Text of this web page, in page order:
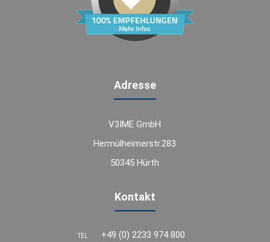
Adresse
V3IME GmbH
Hermülheimerstr.283
50345 Hürth
Kontakt
TEL +49 (0) 2233 974 800